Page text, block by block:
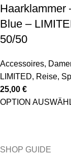
Haarklammer
Blue –
50/50
Accessoires,
LIMITED, Reise,
25,00 €
OPTION
SHOP GUIDE